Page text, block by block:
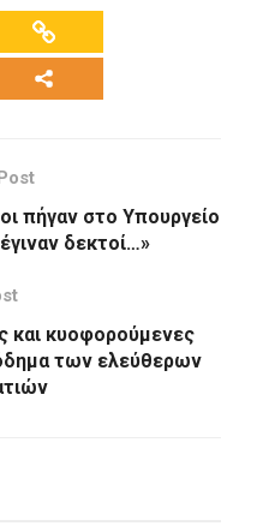
πήγαν στο Υπουργείο
δεκτοί…»
και κυοφορούμενες
των ελεύθερων